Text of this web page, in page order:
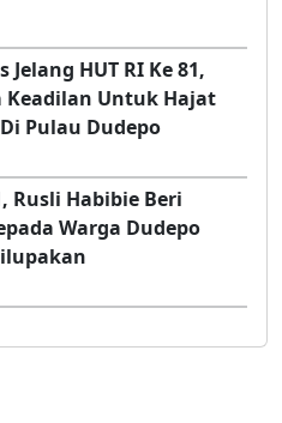
Anggaran KPID,
Jangan Sampai
HUT RI Ke 81,
Keadilan Untuk Hajat
Pulau Dudepo
Rusli Habibie Beri
Warga Dudepo